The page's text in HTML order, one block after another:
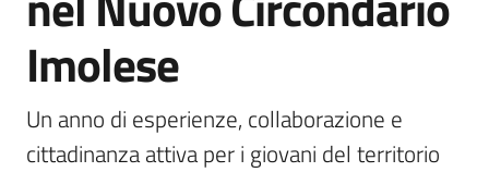
Servizi
on-
line
Imolese
Un anno di esperienze, collaborazione e
cittadinanza attiva per i giovani del territorio